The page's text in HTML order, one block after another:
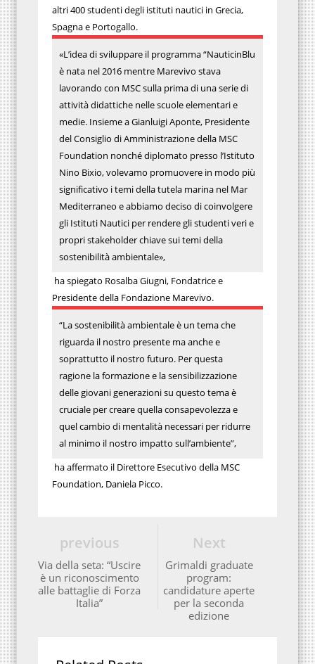
altri 400 studenti degli istituti nautici in Grecia,
Spagna e Portogallo.
«L’idea di sviluppare il programma “NauticinBlu
è nata nel 2016 mentre Marevivo stava
lavorando con MSC sulla prima di una serie di
attività didattiche nelle scuole elementari e
medie. Insieme a Gianluigi Aponte, Presidente
del Consiglio di Amministrazione della MSC
Foundation nonché diplomato presso l’Istituto
Nino Bixio, volevamo promuovere in modo più
significativo i temi della tutela marina nel Mar
Mediterraneo e abbiamo deciso di coinvolgere
gli Istituti Nautici per rendere gli studenti veri e
propri stakeholder chiave sui temi della
sostenibilità ambientale»,
ha spiegato Rosalba Giugni, Fondatrice e
Presidente della Fondazione Marevivo.
“La sostenibilità ambientale è un tema che
riguarda il nostro presente ma anche e
soprattutto il nostro futuro. Per questa
ragione la formazione e la sensibilizzazione
delle giovani generazioni su questo tema è
cruciale per creare quella consapevolezza e
quel cambio di mentalità necessari per ridurre
al minimo il nostro impatto sull’ambiente”,
ha affermato il Direttore Esecutivo della MSC
Foundation, Daniela Picco.
Next
Grimaldi graduate
program:
candidature aperte
per la seconda
edizione
previous
Via della seta: “Uscire
è un riconoscimento
alle battaglie di Forza
Italia”